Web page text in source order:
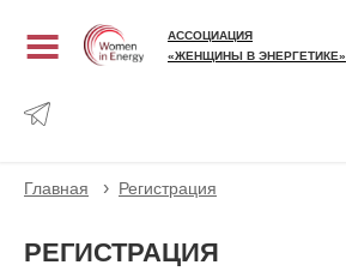
АССОЦИАЦИЯ
«ЖЕНЩИНЫ В ЭНЕРГЕТИКЕ»
Главная › Регистрация
РЕГИСТРАЦИЯ